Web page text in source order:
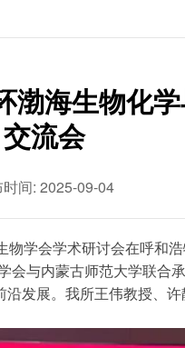
渤海生物化
交流会
间: 2025-09-04
物学会学术研讨会在呼和
会与内蒙古师范大学联合
发展。 我所王伟教授、许